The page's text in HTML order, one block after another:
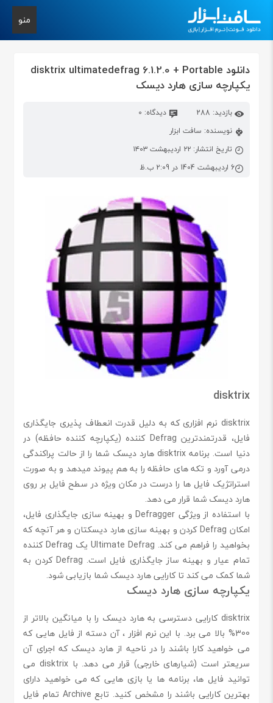
منو
دانلود disktrix ultimatedefrag 6.1.2.0 + Portable
یکپارچه سازی هارد دیسک
بازدید: 288
دیدگاه: 0
نویسنده: سافت ابزار
تاریخ انتشار: ۲۲ اردیبهشت ۱۴۰۳
6 اردیبهشت 1404 در 2:09 ب.ظ
disktrix
disktrix نرم افزاری که به دلیل قدرت انعطاف پذیری جایگذاری
فایل، قدرتمندترین Defrag کننده (یکپارچه کننده حافظه) در
دنیا است. برنامه disktrix هارد دیسک شما را از حالت پراکندگی
درمی آورد و تکه های حافظه را به هم پیوند میدهد و به صورت
استراتژیک فایل ها را درست در مکان ویژه در سطح فایل بر روی
هارد دیسک شما قرار می دهد.
با استفاده از ویژگی Defragger و بهینه سازی جایگذاری فایل،
امکان Defrag کردن و بهینه سازی هارد دیسکتان و هر آنچه که
بخواهید را فراهم می کند. Ultimate Defrag یک Defrag کننده
تمام عیار و بهینه ساز جایگذاری فایل است. Defrag کردن به
شما کمک می کند تا کارایی هارد دیسک شما بازیابی شود.
یکپارچه سازی هارد دیسک
disktrix کارایی دسترسی به هارد دیسک را با میانگین بالاتر از
300% بالا می برد. با این نرم افزار ، آن دسته از فایل هایی که
می خواهید کارا باشند را در ناحیه از هارد دیسک که اجرای آن
سریعتر است (شیارهای خارجی) قرار می دهد. با disktrix می
توانید فایل ها، برنامه ها یا بازی هایی که می خواهید دارای
بهترین کارایی باشند را مشخص کنید. تابع Archive تمام فایل